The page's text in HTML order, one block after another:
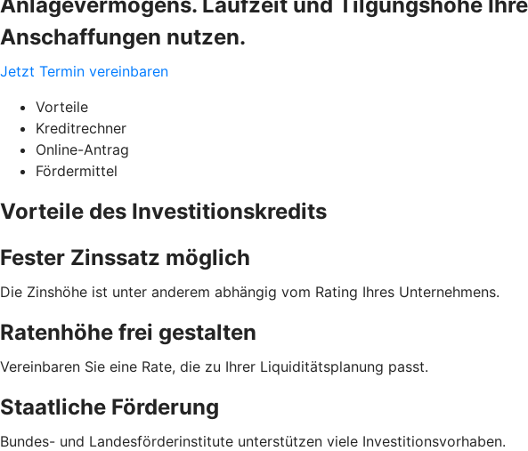
Anschaffungen nutzen.
Jetzt Termin vereinbaren
Vorteile
Kreditrechner
Online-Antrag
Fördermittel
Vorteile des Investitionskredits
Fester Zinssatz möglich
Die Zinshöhe ist unter anderem abhängig vom Rating Ihres Unternehmens.
Ratenhöhe frei gestalten
Vereinbaren Sie eine Rate, die zu Ihrer Liquiditätsplanung passt.
Staatliche Förderung
Bundes- und Landesförderinstitute unterstützen viele Investitionsvorhaben.